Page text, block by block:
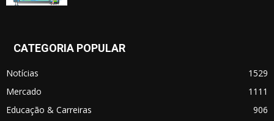
CATEGORIA POPULAR
Notícias
1529
Mercado
1111
Educação & Carreiras
906